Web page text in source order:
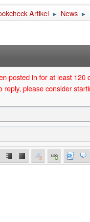
Artikel ► News ►
posted in for at least 120
reply, please consider